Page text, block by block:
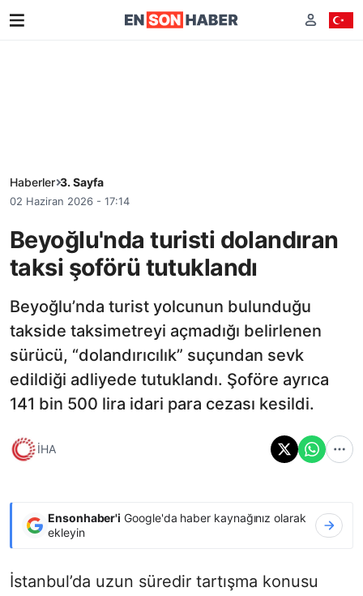
Haberler 3. Sayfa
02 Haziran 2026 - 17:14
Beyoğlu'nda turisti dolandıran
taksi şoförü tutuklandı
Beyoğlu’nda turist yolcunun bulunduğu
takside taksimetreyi açmadığı belirlenen
sürücü, “dolandırıcılık” suçundan sevk
edildiği adliyede tutuklandı. Şoföre ayrıca
141 bin 500 lira idari para cezası kesildi.
İHA
Ensonhaber'i Google'da haber kaynağınız olarak
ekleyin
İstanbul’da uzun süredir tartışma konusu